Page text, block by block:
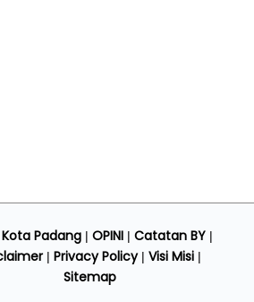
Kota Padang OPINI Catatan BY
| Privacy Policy| Visi Misi
Sitemap